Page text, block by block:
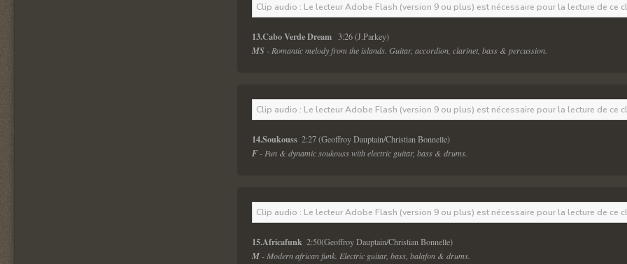
Clip audio : Le lecteur Adobe Flash (version 9 ou plus) est nécessaire pour la lecture de ce
13.Cabo Verde Dream 3:26 (J.Parkey)
MS - Romantic melody from the islands. Guitar, accordion, clarinet, bass & percussion.
Clip audio : Le lecteur Adobe Flash (version 9 ou plus) est nécessaire pour la lecture de ce
14.Soukouss 2:27 (Geoffroy Dauptain/Christian Bonnelle)
F - Fun & dynamic soukouss with electric guitar, bass & drums.
Clip audio : Le lecteur Adobe Flash (version 9 ou plus) est nécessaire pour la lecture de ce
15.Africafunk 2:50(Geoffroy Dauptain/Christian Bonnelle)
M - Modern african funk. Electric guitar, bass, balafon & drums.